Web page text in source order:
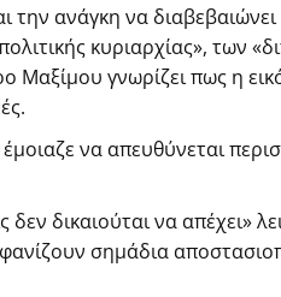
ανάγκη να διαβεβαιώνει
κυριαρχίας», των
Μαξίμου γνωρίζει πως η
να απευθύνεται
δεν δικαιούται να απέχει»
σημάδια